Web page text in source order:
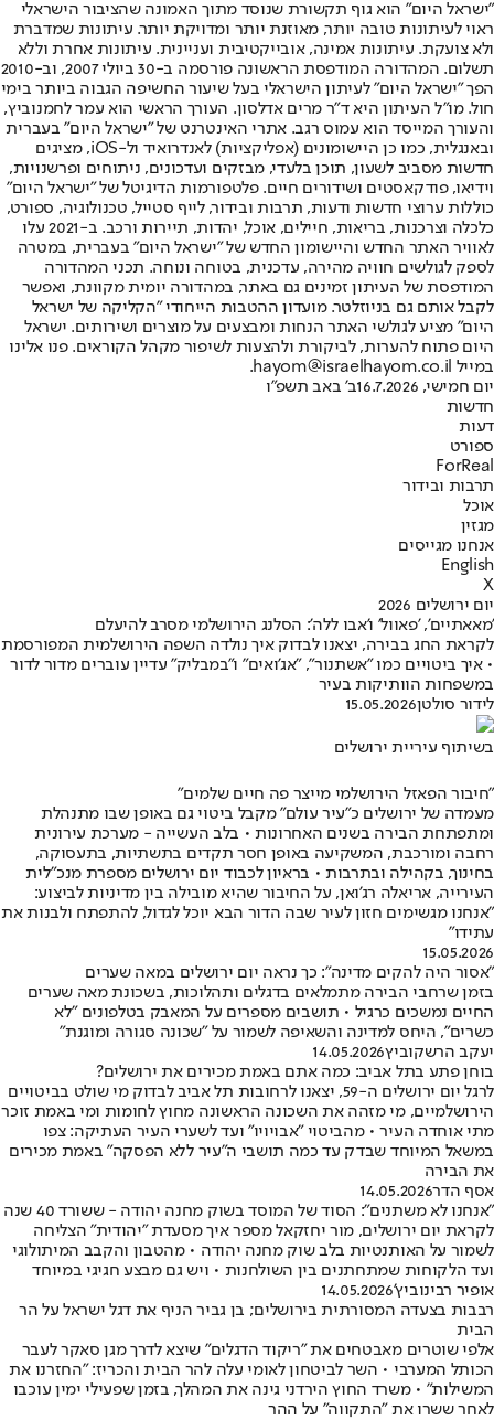
"ישראל היום" הוא גוף תקשורת שנוסד מתוך האמונה שהציבור הישראלי
ראוי לעיתונות טובה יותר, מאוזנת יותר ומדויקת יותר. עיתונות שמדברת
ולא צועקת. עיתונות אמינה, אובייקטיבית ועניינית. עיתונות אחרת וללא
תשלום. המהדורה המודפסת הראשונה פורסמה ב-30 ביולי 2007, וב-2010
הפך "ישראל היום" לעיתון הישראלי בעל שיעור החשיפה הגבוה ביותר בימי
חול. מו"ל העיתון היא ד"ר מרים אדלסון. העורך הראשי הוא עמר לחמנוביץ,
והעורך המייסד הוא עמוס רגב. אתרי האינטרנט של "ישראל היום" בעברית
ובאנגלית, כמו כן היישומונים (אפליקציות) לאנדרואיד ול-iOS, מציגים
חדשות מסביב לשעון, תוכן בלעדי, מבזקים ועדכונים, ניתוחים ופרשנויות,
וידיאו, פודקאסטים ושידורים חיים. פלטפורמות הדיגיטל של "ישראל היום"
כוללות ערוצי חדשות ודעות, תרבות ובידור, לייף סטייל, טכנולוגיה, ספורט,
כלכלה וצרכנות, בריאות, חיילים, אוכל, יהדות, תיירות ורכב. ב-2021 עלו
לאוויר האתר החדש והיישומון החדש של "ישראל היום" בעברית, במטרה
לספק לגולשים חוויה מהירה, עדכנית, בטוחה ונוחה. תכני המהדורה
המודפסת של העיתון זמינים גם באתר, במהדורה יומית מקוונת, ואפשר
לקבל אותם גם בניוזלטר. מועדון ההטבות הייחודי "הקליקה של ישראל
היום" מציע לגולשי האתר הנחות ומבצעים על מוצרים ושירותים. ישראל
היום פתוח להערות, לביקורת ולהצעות לשיפור מקהל הקוראים. פנו אלינו
במייל hayom@israelhayom.co.il.
יום חמישי, 16.7.2026
ב' באב תשפ"ו
חדשות
דעות
ספורט
ForReal
תרבות ובידור
אוכל
מגזין
אנחנו מגייסים
English
X
יום ירושלים 2026
'מאאתיים', 'פאוול' ו'אבו ללה': הסלנג הירושלמי מסרב להיעלם
לקראת החג בבירה, יצאנו לבדוק איך נולדה השפה הירושלמית המפורסמת
• איך ביטויים כמו "אשתנור", "אג'ואים" ו"במבליק" עדיין עוברים מדור לדור
במשפחות הוותיקות בעיר
לידור סולטן15.05.2026
בשיתוף עיריית ירושלים
"חיבור הפאזל הירושלמי מייצר פה חיים שלמים"
מעמדה של ירושלים כ"עיר עולם" מקבל ביטוי גם באופן שבו מתנהלת
ומתפתחת הבירה בשנים האחרונות • בלב העשייה - מערכת עירונית
רחבה ומורכבת, המשקיעה באופן חסר תקדים בתשתיות, בתעסוקה,
בחינוך, בקהילה ובתרבות • בראיון לכבוד יום ירושלים מספרת מנכ"לית
העירייה, אריאלה רג'ואן, על החיבור שהיא מובילה בין מדיניות לביצוע:
"אנחנו מגשימים חזון לעיר שבה הדור הבא יוכל לגדול, להתפתח ולבנות את
עתידו"
15.05.2026
"אסור היה להקים מדינה": כך נראה יום ירושלים במאה שערים
בזמן שרחבי הבירה מתמלאים בדגלים ותהלוכות, בשכונת מאה שערים
החיים נמשכים כרגיל • תושבים מספרים על המאבק בטלפונים "לא
כשרים", היחס למדינה והשאיפה לשמור על "שכונה סגורה ומוגנת"
יעקב הרשקוביץ14.05.2026
בוחן פתע בתל אביב: כמה אתם באמת מכירים את ירושלים?
לרגל יום ירושלים ה-59, יצאנו לרחובות תל אביב לבדוק מי שולט בביטויים
הירושלמיים, מי מזהה את השכונה הראשונה מחוץ לחומות ומי באמת זוכר
מתי אוחדה העיר • מהביטוי "אבויויו" ועד לשערי העיר העתיקה: צפו
במשאל המיוחד שבדק עד כמה תושבי ה"עיר ללא הפסקה" באמת מכירים
את הבירה
אסף הדר14.05.2026
"אנחנו לא משתנים": הסוד של המוסד בשוק מחנה יהודה - ששורד 40 שנה
לקראת יום ירושלים, מור יחזקאל מספר איך מסעדת "יהודית" הצליחה
לשמור על האותנטיות בלב שוק מחנה יהודה • מהטבון והקבב המיתולוגי
ועד הלקוחות שמתחתנים בין השולחנות • ויש גם מבצע חגיגי במיוחד
אופיר רבינוביץ'14.05.2026
רבבות בצעדה המסורתית בירושלים; בן גביר הניף את דגל ישראל על הר
הבית
אלפי שוטרים מאבטחים את "ריקוד הדגלים" שיצא לדרך מגן סאקר לעבר
הכותל המערבי • השר לביטחון לאומי עלה להר הבית והכריז: "החזרנו את
המשילות" • משרד החוץ הירדני גינה את המהלך, בזמן שפעילי ימין עוכבו
לאחר ששרו את "התקווה" על ההר